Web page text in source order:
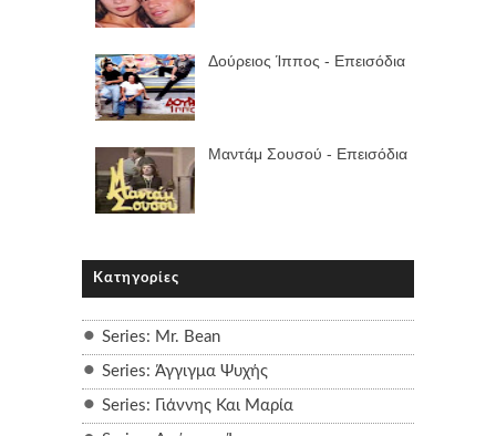
Δούρειος Ίππος - Επεισόδια
Μαντάμ Σουσού - Επεισόδια
Κατηγορίες
Series: Mr. Bean
Series: Άγγιγμα Ψυχής
Series: Γιάννης Και Μαρία